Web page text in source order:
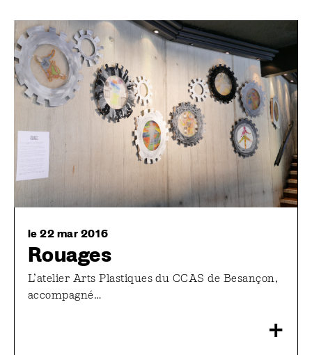
le 22 mar 2016
Rouages
L’atelier Arts Plastiques du CCAS de Besançon,
accompagné…
+